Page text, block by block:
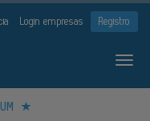
Login empresas Registro